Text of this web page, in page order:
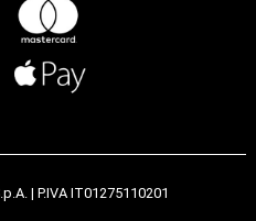
| P.IVA IT01275110201